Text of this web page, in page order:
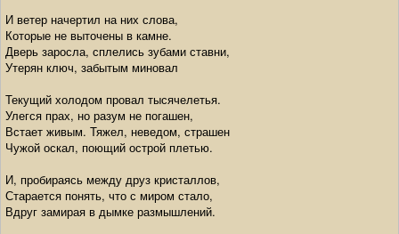
И ветер начертил на них слова,
Которые не выточены в камне.
Дверь заросла, сплелись зубами ставни,
Утерян ключ, забытым миновал
Текущий холодом провал тысячелетья.
Улегся прах, но разум не погашен,
Встает живым. Тяжел, неведом, страшен
Чужой оскал, поющий острой плетью.
И, пробираясь между друз кристаллов,
Старается понять, что с миром стало,
Вдруг замирая в дымке размышлений.